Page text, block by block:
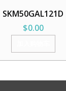
SKM50GAL121D
$0.00